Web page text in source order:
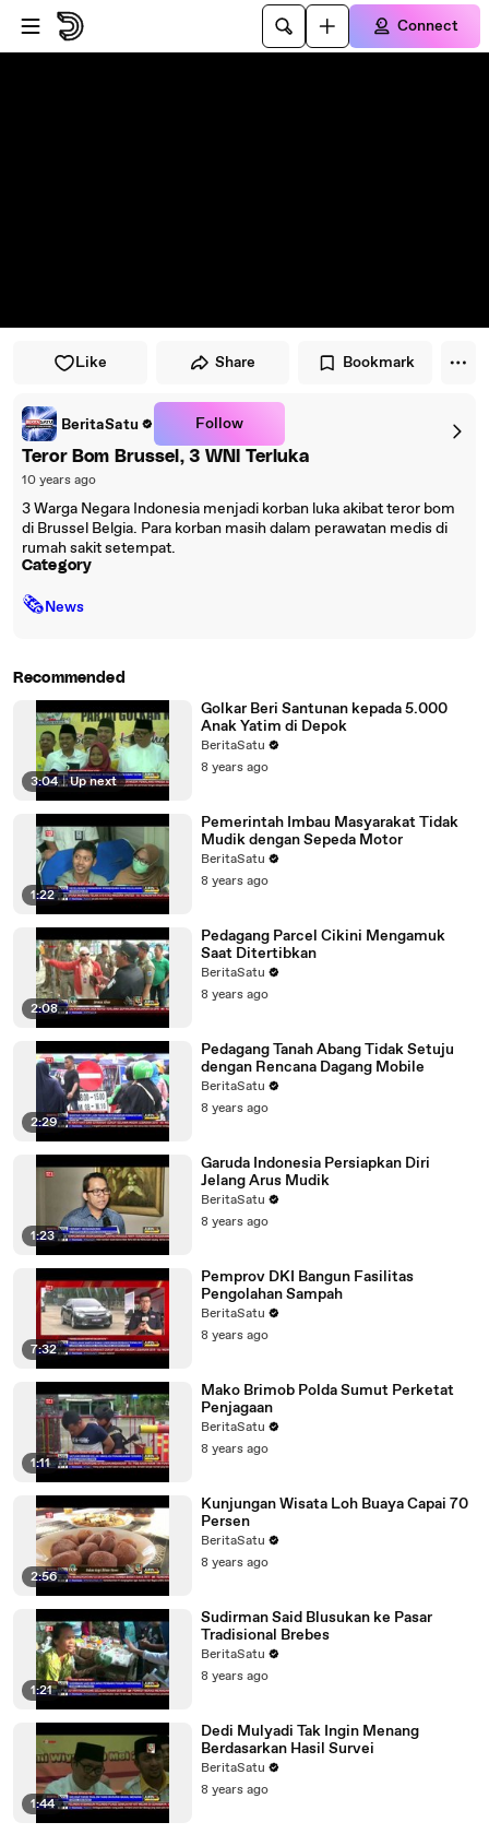
Skip to player
Skip to main content
Connect
Like Share Bookmark
BeritaSatu Follow
Teror Bom Brussel, 3 WNI Terluka
10 years ago
3 Warga Negara Indonesia menjadi korban luka akibat teror bom
di Brussel Belgia. Para korban masih dalam perawatan medis di
rumah sakit setempat.
Category
🗞News
Recommended
3:04 | Up next
Golkar Beri Santunan kepada 5.000
Anak Yatim di Depok
BeritaSatu
8 years ago
1:22
Pemerintah Imbau Masyarakat Tidak
Mudik dengan Sepeda Motor
BeritaSatu
8 years ago
2:08
Pedagang Parcel Cikini Mengamuk
Saat Ditertibkan
BeritaSatu
8 years ago
2:29
Pedagang Tanah Abang Tidak Setuju
dengan Rencana Dagang Mobile
BeritaSatu
8 years ago
1:23
Garuda Indonesia Persiapkan Diri
Jelang Arus Mudik
BeritaSatu
8 years ago
7:32
Pemprov DKI Bangun Fasilitas
Pengolahan Sampah
BeritaSatu
8 years ago
1:11
Mako Brimob Polda Sumut Perketat
Penjagaan
BeritaSatu
8 years ago
2:56
Kunjungan Wisata Loh Buaya Capai 70
Persen
BeritaSatu
8 years ago
1:21
Sudirman Said Blusukan ke Pasar
Tradisional Brebes
BeritaSatu
8 years ago
1:44
Dedi Mulyadi Tak Ingin Menang
Berdasarkan Hasil Survei
BeritaSatu
8 years ago